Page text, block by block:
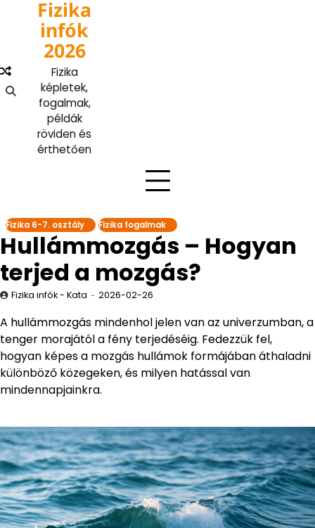
content
Fizika
infók
2026
Fizika
képletek,
fogalmak,
példák
röviden és
érthetően
Fizika 6-7. osztály Fizika fogalmak
Hullámmozgás – Hogyan
terjed a mozgás?
Fizika infók - Kata 2026-02-26
A hullámmozgás mindenhol jelen van az univerzumban, a
tenger morajától a fény terjedéséig. Fedezzük fel,
hogyan képes a mozgás hullámok formájában áthaladni
különböző közegeken, és milyen hatással van
mindennapjainkra.